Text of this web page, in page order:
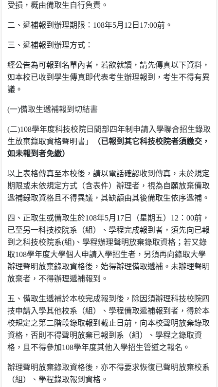
受損，概由備取生自行負責。
二、遞補報到辦理期限：108年5月12日17:00前。
三、遞補報到辦理方式：
經公告為可報到名單內者，若欲就讀，請先傳真以下資料，
如本校已收到學生傳真即代表考生辦理報到，考生不得有異
議。
(一)備取生遞補報到切結書
(二)108學年度科技校院日間部四年制申請入學聯合招生錄取
生放棄錄取資格聲明書」
（已報到 其它科技校院者須繳交，
如未報到者免繳）
以上表格傳真至本校後，請以電話確認收到傳真，未於規定
期限或未依規定方式（含表件）辦理者，視為自願放棄備取
遞補錄取資格且不得異議，其缺額由其後備取生依序遞補。
四、正取生或備取生於108年5月17日（星期五）12：00前，
已至另一科技校院系（組）、學程完成報到者，須先向已報
到之科技校院系(組)、學程辦理聲明放棄錄取資格；若又錄
取108學年度大學個人申請入學招生者，另須再向錄取大學
辦理聲明放棄錄取資格後，始得辦理備取遞補 。 未辦理聲明
放棄者，不得辦理遞補報到。
五、備取生遞補於本校完成報到後，除因須辦理科技校院四
技申請入學其他校系（組）、學程備取遞補報到者，得於本
校規定之第二階段錄取報到截止日前，向本校聲明放棄錄取
資格，否則不得聲明放棄已報到系（組）、學程之錄取資
格，且不得參加108學年度其他入學招生管道之報名。
辦理聲明放棄錄取資格後，亦不得要求恢復已聲明放棄校系
（組）、學程錄取報到資格。